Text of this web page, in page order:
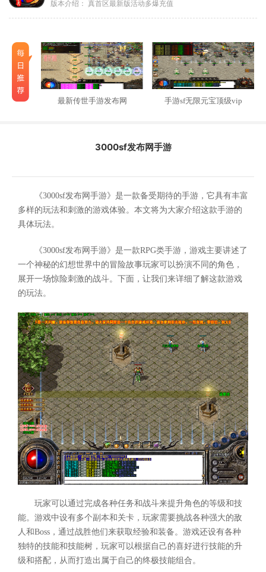
版本介绍： 真首区最新版活动多爆充值
最新传世手游发布网 手游sf无限元宝顶级vip
3000sf发布网手游
《3000sf发布网手游》是一款备受期待的手游，它具有丰富
多样的玩法和刺激的游戏体验。本文将为大家介绍这款手游的
具体玩法。
《3000sf发布网手游》是一款RPG类手游，游戏主要讲述了
一个神秘的幻想世界中的冒险故事玩家可以扮演不同的角色，
展开一场惊险刺激的战斗。下面，让我们来详细了解这款游戏
的玩法。
玩家可以通过完成各种任务和战斗来提升角色的等级和技
能。游戏中设有多个副本和关卡，玩家需要挑战各种强大的敌
人和Boss，通过战胜他们来获取经验和装备。游戏还设有各种
独特的技能和技能树，玩家可以根据自己的喜好进行技能的升
级和搭配，从而打造出属于自己的终极技能组合。